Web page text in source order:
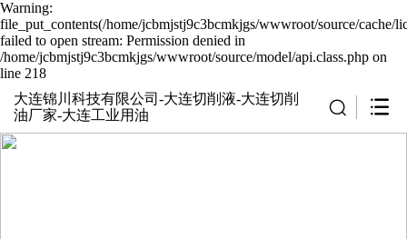
Warning:
file_put_contents(/home/jcbmjstj9c3bcmkjgs/wwwroot/source/cache/
failed to open stream: Permission denied in
/home/jcbmjstj9c3bcmkjgs/wwwroot/source/model/api.class.php on
line 218
大连锦川科技有限公司-大连切削液-大连切削
油厂家-大连工业用油